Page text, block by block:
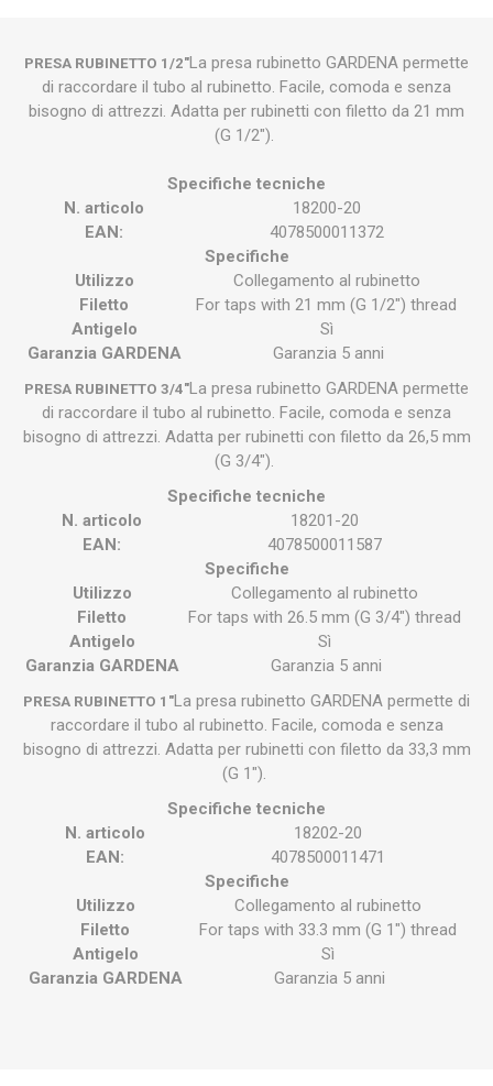
PRESA RUBINETTO 1/2"La presa rubinetto GARDENA permette
di raccordare il tubo al rubinetto. Facile, comoda e senza
bisogno di attrezzi. Adatta per rubinetti con filetto da 21 mm
(G 1/2").
Specifiche tecniche
N. articolo
18200-20
EAN:
4078500011372
Specifiche
Utilizzo
Collegamento al rubinetto
Filetto
For taps with 21 mm (G 1/2") thread
Antigelo
Sì
Garanzia GARDENA
Garanzia 5 anni
PRESA RUBINETTO 3/4"La presa rubinetto GARDENA permette
di raccordare il tubo al rubinetto. Facile, comoda e senza
bisogno di attrezzi. Adatta per rubinetti con filetto da 26,5 mm
(G 3/4").
Specifiche tecniche
N. articolo
18201-20
EAN:
4078500011587
Specifiche
Utilizzo
Collegamento al rubinetto
Filetto
For taps with 26.5 mm (G 3/4") thread
Antigelo
Sì
Garanzia GARDENA
Garanzia 5 anni
PRESA RUBINETTO 1"La presa rubinetto GARDENA permette di
raccordare il tubo al rubinetto. Facile, comoda e senza
bisogno di attrezzi. Adatta per rubinetti con filetto da 33,3 mm
(G 1").
Specifiche tecniche
N. articolo
18202-20
EAN:
4078500011471
Specifiche
Utilizzo
Collegamento al rubinetto
Filetto
For taps with 33.3 mm (G 1") thread
Antigelo
Sì
Garanzia GARDENA
Garanzia 5 anni